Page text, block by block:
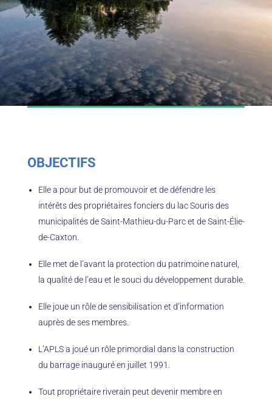
OBJECTIFS
Elle a pour but de promouvoir et de défendre les
intérêts des propriétaires fonciers du lac Souris des
municipalités de Saint-Mathieu-du-Parc et de Saint-Élie-
de-Caxton.
Elle met de l’avant la protection du patrimoine naturel,
la qualité de l’eau et le souci du développement durable.
Elle joue un rôle de sensibilisation et d’information
auprès de ses membres.
L’APLS a joué un rôle primordial dans la construction
du barrage inauguré en juillet 1991.
Tout propriétaire riverain peut devenir membre en